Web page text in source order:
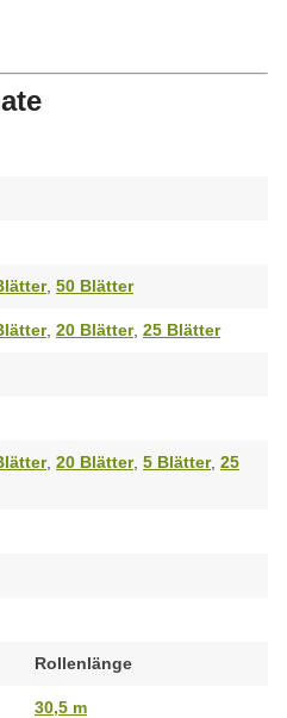
, 50 Blätter
, 20 Blätter, 25 Blätter
, 20 Blätter, 5 Blätter, 25
Rollenlänge
30,5 m